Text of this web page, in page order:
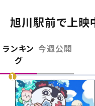
旭川駅前で上映
ランキン
グ
今週公開